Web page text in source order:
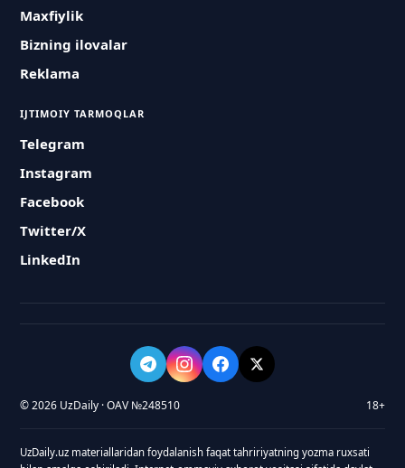
Maxfiylik
Bizning ilovalar
Reklama
IJTIMOIY TARMOQLAR
Telegram
Instagram
Facebook
Twitter/X
LinkedIn
© 2026 UzDaily · OAV №248510 18+
UzDaily.uz materiallaridan foydalanish faqat tahririyatning yozma ruxsati